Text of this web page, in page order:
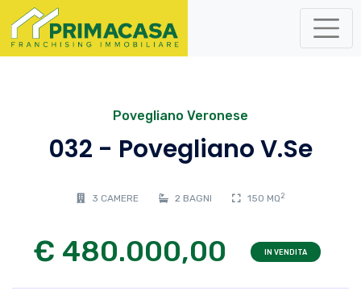
Povegliano Veronese
032 - Povegliano V.se
3 CAMERE 2 BAGNI 150 MQ 2
€ 480.000,00 IN VENDITA